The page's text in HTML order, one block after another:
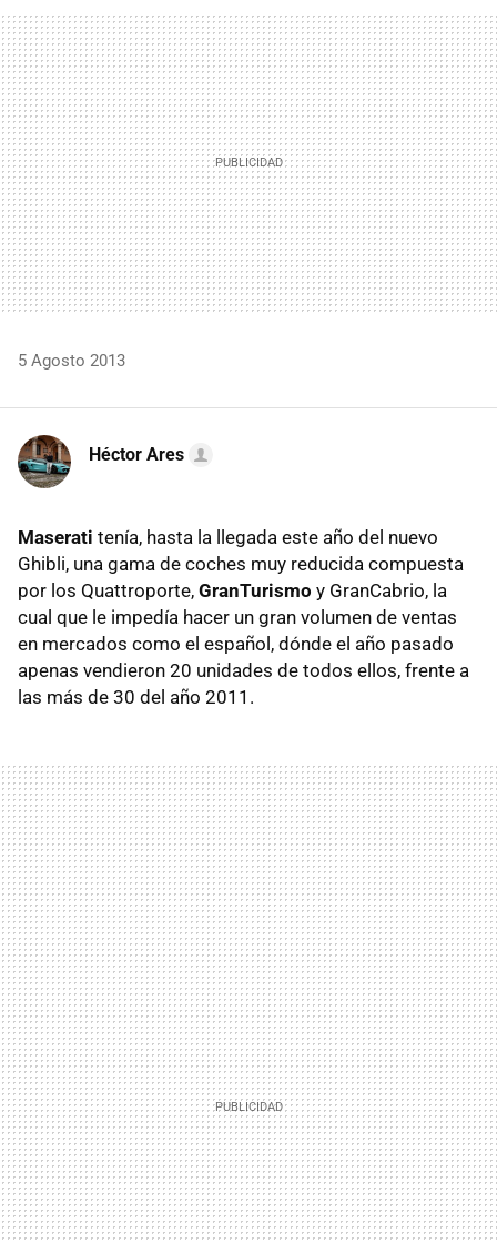
MAIL
5 Agosto 2013
Héctor Ares
Maserati tenía, hasta la llegada este año del nuevo
Ghibli, una gama de coches muy reducida compuesta
por los Quattroporte, GranTurismo y GranCabrio, la
cual que le impedía hacer un gran volumen de ventas
en mercados como el español, dónde el año pasado
apenas vendieron 20 unidades de todos ellos, frente a
las más de 30 del año 2011.